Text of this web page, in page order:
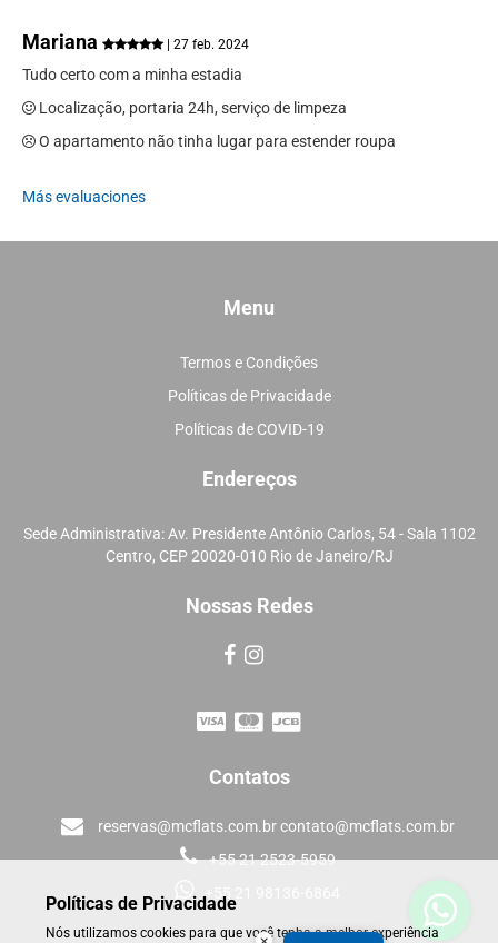
Mariana | 27 feb. 2024
Tudo certo com a minha estadia
Localização, portaria 24h, serviço de limpeza
O apartamento não tinha lugar para estender roupa
Más evaluaciones
Menu
Termos e Condições
Políticas de Privacidade
Políticas de COVID-19
Endereços
Sede Administrativa: Av. Presidente Antônio Carlos, 54 - Sala 1102
Centro, CEP 20020-010 Rio de Janeiro/RJ
Nossas Redes
Contatos
reservas@mcflats.com.br contato@mcflats.com.br
+55 21 2523-5959
+55 21 98136-6864
Políticas de Privacidade
Nós utilizamos cookies para que você tenha a melhor experiência